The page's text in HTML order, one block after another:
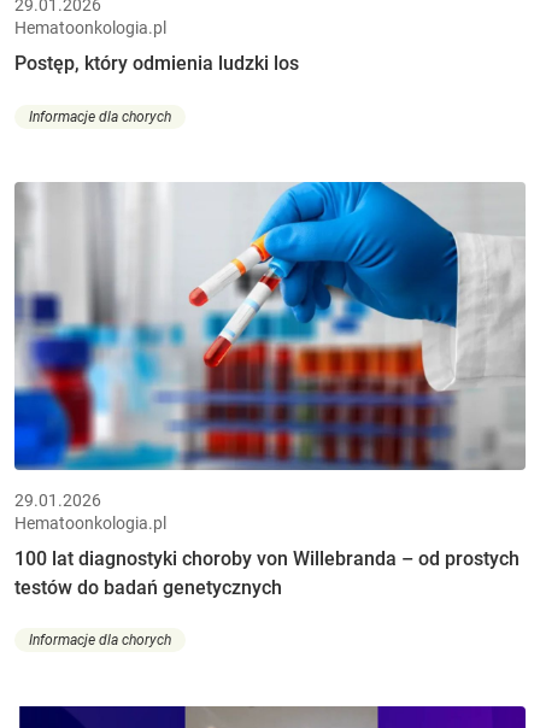
29.01.2026
Hematoonkologia.pl
Postęp, który odmienia ludzki los
Informacje dla chorych
29.01.2026
Hematoonkologia.pl
100 lat diagnostyki choroby von Willebranda – od prostych
testów do badań genetycznych
Informacje dla chorych